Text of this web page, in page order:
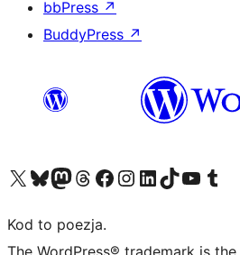
bbPress ↗
BuddyPress ↗
Odwiedź nasze konto X (dawniej Twitter)
Odwiedź nasze konto Bluesky
Odwiedź nasze konto na Mastodoncie
Odwiedź naszego Threadsa
Odwiedź naszego Facebooka
Odwiedź nasze konto na Instagramie
Odwiedź nasze konto na LinkedIn
Odwiedź naszego TikToka
Odwiedź nasz kanał
Odwiedź
Kod to poezja.
The WordPress® trademark is